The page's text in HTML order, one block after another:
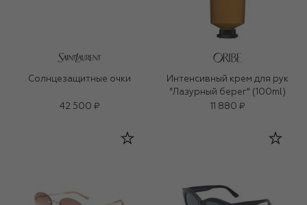
Солнцезащитные очки
42 500 ₽
Интенсивный крем для рук
"Лазурный берег" (100ml)
11 880 ₽